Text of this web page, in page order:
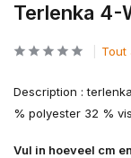
Terlenka 4-
Tout
Description :
% polyester 32 %
Vul in hoeveel cm